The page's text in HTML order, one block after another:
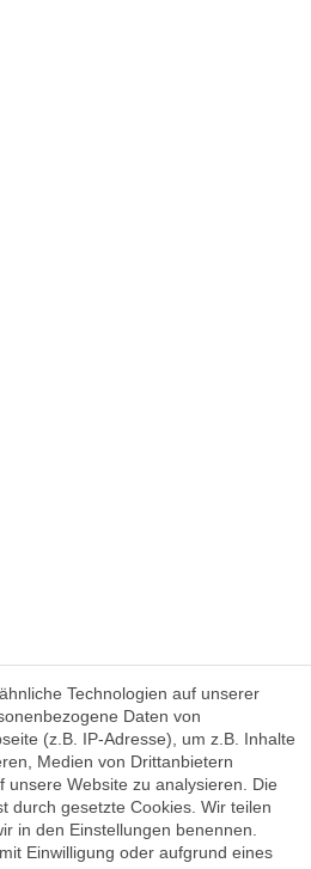
Technologien auf unserer
Daten von
(z.B. IP-Adresse), um z.B. Inhalte
Medien von Drittanbietern
Website zu analysieren. Die
durch gesetzte Cookies. Wir teilen
in den Einstellungen benennen.
Einwilligung oder aufgrund eines